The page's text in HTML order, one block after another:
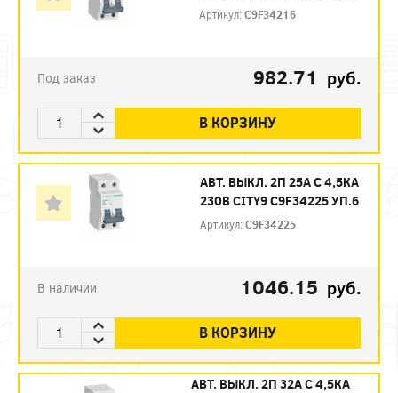
Артикул:C9F34216
Под заказ 982.71 руб.
В КОРЗИНУ
АВТ. ВЫКЛ. 2П 25А С 4,5КА
230В CITY9 C9F34225 УП.6
Артикул:C9F34225
В наличии 1046.15 руб.
В КОРЗИНУ
АВТ. ВЫКЛ. 2П 32А С 4,5КА